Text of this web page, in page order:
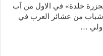
احداث «مجزرة خلدة» في الاول من آب
شباب من عشائر العرب في
…